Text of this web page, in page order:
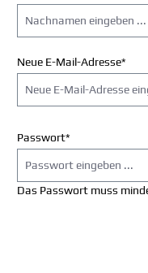
Neue E-Mail-Adresse*
Passwort*
Das Passwort muss